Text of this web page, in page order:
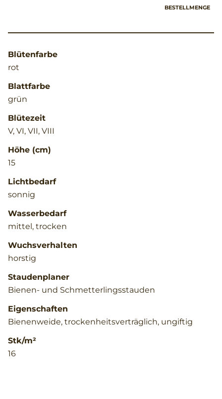
BESTELLMENGE
Blütenfarbe
rot
Blattfarbe
grün
Blütezeit
V, VI, VII, VIII
Höhe (cm)
15
Lichtbedarf
sonnig
Wasserbedarf
mittel, trocken
Wuchsverhalten
horstig
Staudenplaner
Bienen- und Schmetterlingsstauden
Eigenschaften
Bienenweide, trockenheitsverträglich, ungiftig
Stk/m²
16